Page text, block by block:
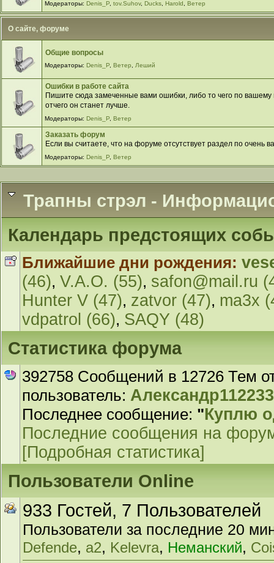
Модераторы: Denis_P, tov.Suhov, Ducks, Harold Ветер
О сайте, форуме
Общие вопросы
Модераторы: Denis_P, Ветер Леший
Ошибки в работе сайта
Пишите сюда замеченные вами ошибки, либо то чего по вашему
отчего он станет лучше.
Модераторы: Denis_P, Ветер
Заказать форум
Если вы считаете, что на форуме отсутствует раздел по очень
Модераторы: Denis_P, Ветер
Трапны стрэл -
Календарь предстоящих
Ближайшие дни рождения:
(46),V.A.O. (55), safon@mail.ru
Hunter V (47), zatvor (47), ma3x
vdpatrol (66), SAQY (48)
Статистика форума
392758 Сообщений в 12726 Тем
пользователь: Александр112233
Последнее сообщение: "Куплю
Последние сообщения на
[Подробная статистика]
Пользователи Online
933 Гостей, 7 Пользователей
Пользователи за последние 20
Defende, a2, Kelevra, Неманский,